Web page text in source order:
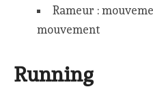
Rameur :
mouvement
Running